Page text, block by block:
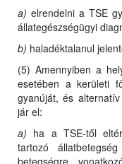
a) elrendelni a TSE
állategészségügyi
b) haladéktalanul
(5) Amennyiben a
esetében a kerületi
gyanúját, és
jár el:
a) ha a TSE-től
tartozó